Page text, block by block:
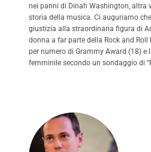
nei panni di Dinah Washington, altra
storia della musica. Ci auguriamo
giustizia alla straordinaria figura di
donna a far parte della Rock and Roll
per numero di Grammy Award (18) e
femminile secondo un sondaggio di